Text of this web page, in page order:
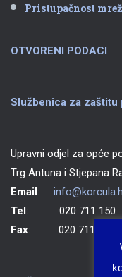
Pristupačnost
OTVORENI PODACI
Službenica za zaštitu
Upravni odjel za opće
Trg Antuna i Stjepana
Email:
Tel: 020 711 150
Fax: 020 711 702